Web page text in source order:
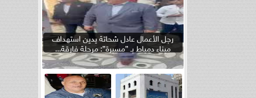
رجل الأعمال عادل شحاتة يدين استهداف
ميناء دمياط بـ ”مسيرة”: مرحلة فارقة...